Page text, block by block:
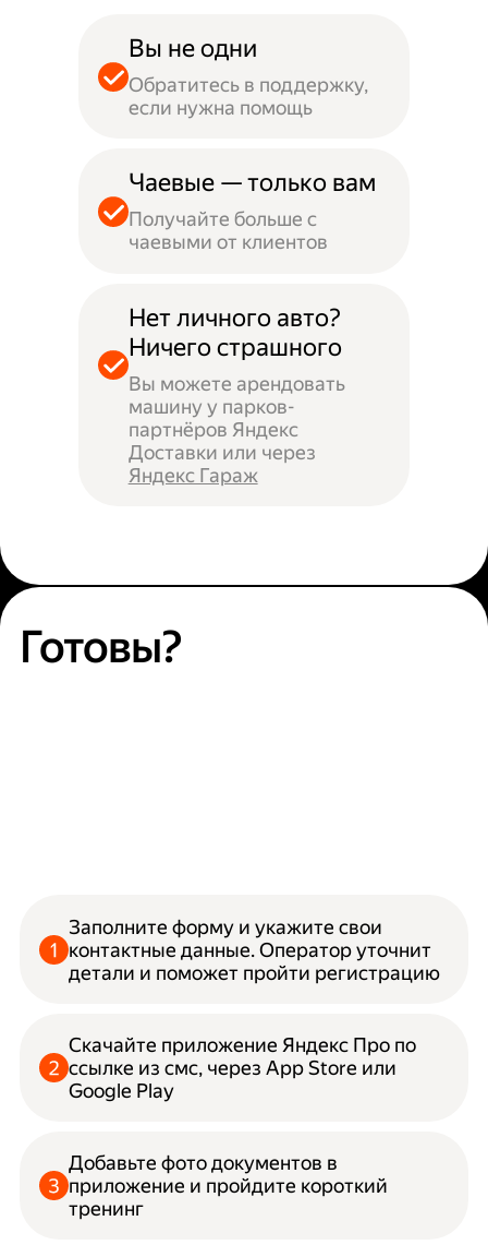
Вы не одни
Обратитесь в поддержку,
если нужна помощь
Чаевые — только вам
Получайте больше с
чаевыми от клиентов
Нет личного авто?
Ничего страшного
Вы можете арендовать
машину у парков-
партнёров Яндекс
Доставки или через
Яндекс Гараж
Готовы?
Заполните форму и укажите свои
контактные данные. Оператор уточнит
детали и поможет пройти регистрацию
Скачайте приложение Яндекс Про по
ссылке из смс, через App Store или
Google Play
Добавьте фото документов в
приложение и пройдите короткий
тренинг